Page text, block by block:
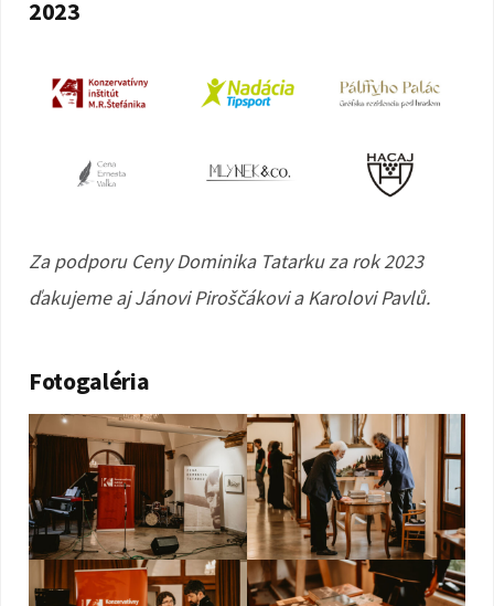
2023
Za podporu Ceny Dominika Tatarku za rok 2023
ďakujeme ajJánovi Piroščákovi a Karolovi Pavlů.
Fotogaléria